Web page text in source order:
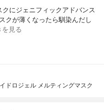
にジェニフィックアドバンス
クが薄くなったら馴染んだし
を見る
ドロジェル メルティングマスク